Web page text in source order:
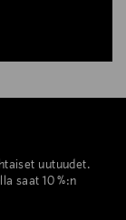
uutuudet.
saat 10 %:n